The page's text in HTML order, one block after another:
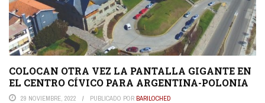
COLOCAN OTRA VEZ LA PANTALLA GIGANTE EN
EL CENTRO CÍVICO PARA ARGENTINA-POLONIA
29 NOVIEMBRE, 2022 PUBLICADO POR BARILOCHED